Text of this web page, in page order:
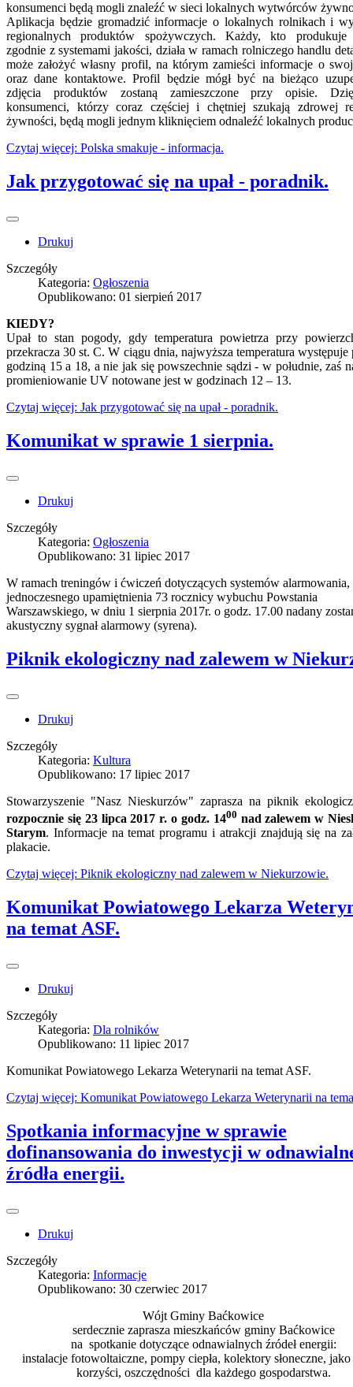
konsumenci będą mogli znaleźć w sieci lokalnych wytwórców
Aplikacja będzie gromadzić informacje o lokalnych rolnikach i
regionalnych produktów spożywczych. Każdy, kto produkuje
zgodnie z systemami jakości, działa w ramach rolniczego handlu
może założyć własny profil, na którym zamieści informacje o
oraz dane kontaktowe. Profil będzie mógł być na bieżąco
zdjęcia produktów zostaną zamieszczone przy opisie.
konsumenci, którzy coraz częściej i chętniej szukają zdrowej
żywności, będą mogli jednym kliknięciem odnaleźć lokalnych
Czytaj więcej: Polska smakuje - informacja.
Jak przygotować się na upał - poradnik.
Drukuj
Szczegóły
Kategoria: Ogłoszenia
Opublikowano: 01 sierpień 2017
KIEDY?
Upał to stan pogody, gdy temperatura powietrza przy
przekracza 30 st. C. W ciągu dnia, najwyższa temperatura występuje
godziną 15 a 18, a nie jak się powszechnie sądzi - w południe, zaś
promieniowanie UV notowane jest w godzinach 12 – 13.
Czytaj więcej: Jak przygotować się na upał - poradnik.
Komunikat w sprawie 1 sierpnia.
Drukuj
Szczegóły
Kategoria: Ogłoszenia
Opublikowano: 31 lipiec 2017
W ramach treningów i ćwiczeń dotyczących systemów alarmowania,
jednoczesnego upamiętnienia 73 rocznicy wybuchu Powstania
Warszawskiego, w dniu 1 sierpnia 2017r. o godz. 17.00 nadany
akustyczny sygnał alarmowy (syrena).
Piknik ekologiczny nad zalewem w
Drukuj
Szczegóły
Kategoria: Kultura
Opublikowano: 17 lipiec 2017
Stowarzyszenie "Nasz Nieskurzów" zaprasza na piknik
rozpocznie się 23 lipca 2017 r. o godz. 1400 nad zalewem w
Starym. Informacje na temat programu i atrakcji znajdują się na
plakacie.
Czytaj więcej: Piknik ekologiczny nad zalewem w Niekurzowie.
Komunikat Powiatowego Lekarza
na temat ASF.
Drukuj
Szczegóły
Kategoria: Dla rolników
Opublikowano: 11 lipiec 2017
Komunikat Powiatowego Lekarza Weterynarii na temat ASF.
Czytaj więcej: Komunikat Powiatowego Lekarza Weterynarii na
Spotkania informacyjne w sprawie
dofinansowania do inwestycji w
źródła energii.
Drukuj
Szczegóły
Kategoria: Informacje
Opublikowano: 30 czerwiec 2017
Wójt Gminy Baćkowice
serdecznie zaprasza mieszkańców gminy Baćkowice
na spotkanie dotyczące odnawialnych źródeł energii:
instalacje fotowoltaiczne, pompy ciepła, kolektory słoneczne, jako
korzyści, oszczędności dla każdego gospodarstwa.